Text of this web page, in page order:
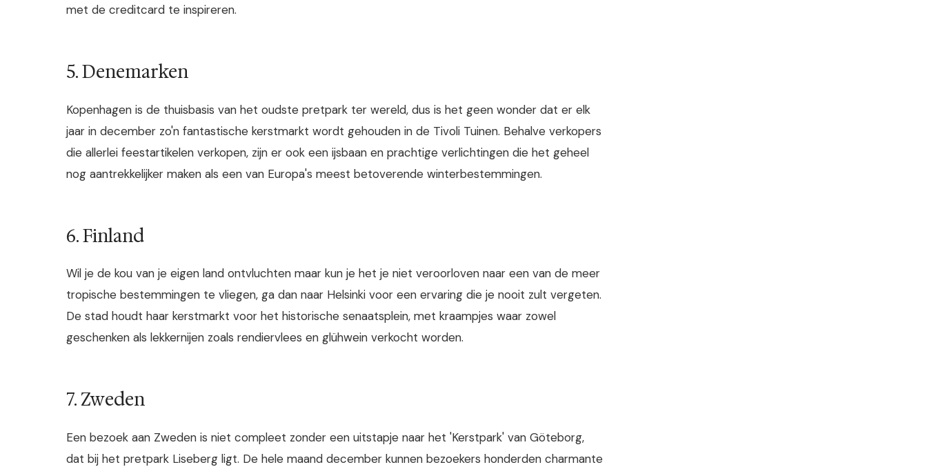
met de creditcard te inspireren.
5. Denemarken
Kopenhagen is de thuisbasis van het oudste pretpark ter wereld, dus is het geen wonder dat er elk
jaar in december zo'n fantastische kerstmarkt wordt gehouden in de Tivoli Tuinen. Behalve verkopers
die allerlei feestartikelen verkopen, zijn er ook een ijsbaan en prachtige verlichtingen die het geheel
nog aantrekkelijker maken als een van Europa's meest betoverende winterbestemmingen.
6. Finland
Wil je de kou van je eigen land ontvluchten maar kun je het je niet veroorloven naar een van de meer
tropische bestemmingen te vliegen, ga dan naar Helsinki voor een ervaring die je nooit zult vergeten.
De stad houdt haar kerstmarkt voor het historische senaatsplein, met kraampjes waar zowel
geschenken als lekkernijen zoals rendiervlees en glühwein verkocht worden.
7. Zweden
Een bezoek aan Zweden is niet compleet zonder een uitstapje naar het 'Kerstpark' van Göteborg,
dat bij het pretpark Liseberg ligt. De hele maand december kunnen bezoekers honderden charmante